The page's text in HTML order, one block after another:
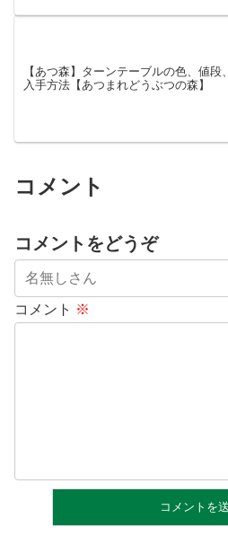
【あつ森】ターンテーブルの色、値段、
入手方法【あつまれどうぶつの森】
コメント
コメントをどうぞ
コメント ※